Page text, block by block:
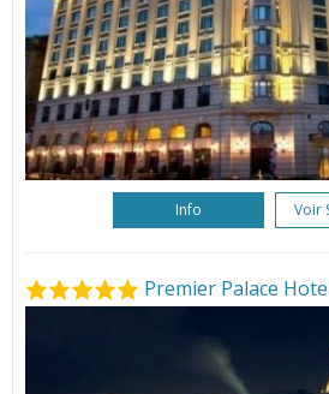
Info Voir
Premier Palace